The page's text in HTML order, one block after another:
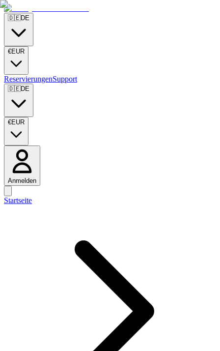
🇩🇪DE
€EUR
ReservierungenSupport
🇩🇪DE
€EUR
Anmelden
Startseite